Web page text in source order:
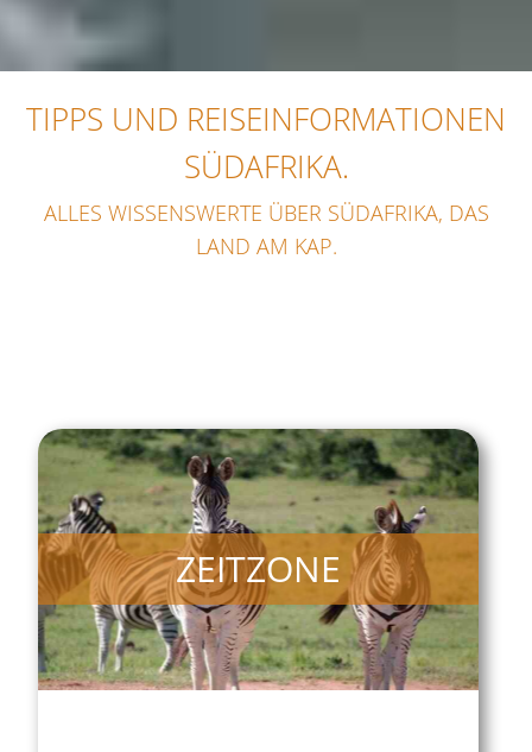
TIPPS UND REISEINFORMATIONEN
SÜDAFRIKA.
ALLES WISSENSWERTE ÜBER SÜDAFRIKA, DAS
LAND AM KAP.
ZEITZONE